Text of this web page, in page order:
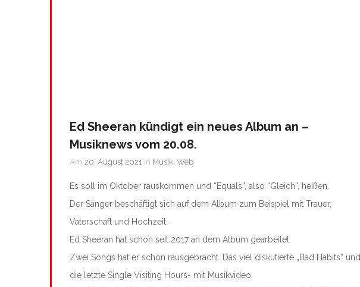
Ed Sheeran kündigt ein neues Album an –
Musiknews vom 20.08.
Am 20. August 2021 in Musik Web
Es soll im Oktober rauskommen und “Equals”, also “Gleich”, heißen.
Der Sänger beschäftigt sich auf dem Album zum Beispiel mit Trauer,
Vaterschaft und Hochzeit.
Ed Sheeran hat schon seit 2017 an dem Album gearbeitet.
Zwei Songs hat er schon rausgebracht. Das viel diskutierte „Bad Habits“ und
die letzte Single Visiting Hours- mit Musikvideo.